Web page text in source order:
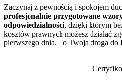
Zaczynaj z pewnością i spokojem
profesjonalnie przygotowane
odpowiedzialności, dzięki którym
kosztów prawnych możesz działać
pierwszego dnia. To Twoja droga do